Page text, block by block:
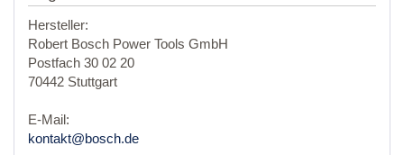
Hersteller:
Robert Bosch Power Tools GmbH
Postfach 30 02 20
70442 Stuttgart
E-Mail:
kontakt@bosch.de